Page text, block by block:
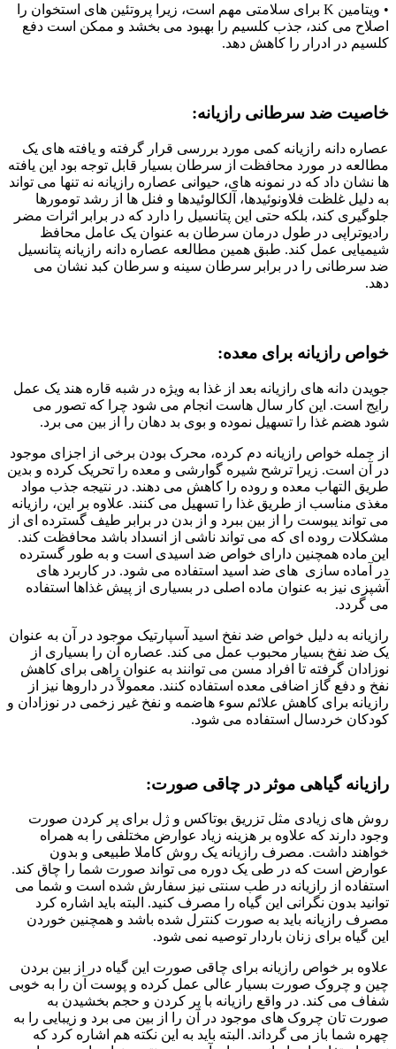
• ویتامین K برای سلامتی مهم است، زیرا پروتئین های استخوان را
اصلاح می کند، جذب کلسیم را بهبود می بخشد و ممکن است دفع
کلسیم در ادرار را کاهش دهد.
خاصیت ضد سرطانی رازیانه:
عصاره دانه رازیانه کمی مورد بررسی قرار گرفته و یافته های یک
مطالعه در مورد محافظت از سرطان بسیار قابل توجه بود این یافته
ها نشان داد که در نمونه های، حیوانی عصاره رازیانه نه تنها می تواند
به دلیل غلظت فلاونوئیدها، آلکالوئیدها و فنل ها از رشد تومورها
جلوگیری کند، بلکه حتی این پتانسیل را دارد که در برابر اثرات مضر
رادیوتراپی در طول درمان سرطان به عنوان یک عامل محافظ
شیمیایی عمل کند. طبق همین مطالعه عصاره دانه رازیانه پتانسیل
ضد سرطانی را در برابر سرطان سینه و سرطان کبد نشان می
دهد.
خواص رازیانه برای معده:
جویدن دانه های رازیانه بعد از غذا به ویژه در شبه قاره هند یک عمل
رایج است. این کار سال هاست انجام می شود چرا که تصور می
شود هضم غذا را تسهیل نموده و بوی بد دهان را از بین می برد.
از جمله خواص رازیانه دم کرده، محرک بودن برخی از اجزای موجود
در آن است. زیرا ترشح شیره گوارشی و معده را تحریک کرده و بدین
طریق التهاب معده و روده را کاهش می دهند. در نتیجه جذب مواد
مغذی مناسب از طریق غذا را تسهیل می کنند. علاوه بر این، رازیانه
می تواند یبوست را از بین ببرد و از بدن در برابر طیف گسترده ای از
مشکلات روده ای که می تواند ناشی از انسداد باشد محافظت کند.
این ماده همچنین دارای خواص ضد اسیدی است و به طور گسترده
در آماده سازی های ضد اسید استفاده می شود. در کاربرد های
آشپزی نیز به عنوان ماده اصلی در بسیاری از پیش غذاها استفاده
می گردد.
رازیانه به دلیل خواص ضد نفخ اسید آسپارتیک موجود در آن به عنوان
یک ضد نفخ بسیار محبوب عمل می کند. عصاره آن را بسیاری از
نوزادان گرفته تا افراد مسن می توانند به عنوان راهی برای کاهش
نفخ و دفع گاز اضافی معده استفاده کنند. معمولاً در داروها نیز از
رازیانه برای کاهش علائم سوء هاضمه و نفخ غیر زخمی در نوزادان و
کودکان خردسال استفاده می شود.
رازیانه گیاهی موثر در چاقی صورت:
روش های زیادی مثل تزریق بوتاکس و ژل برای پر کردن صورت
وجود دارند که علاوه بر هزینه زیاد عوارض مختلفی را به همراه
خواهند داشت. مصرف رازیانه یک روش کاملا طبیعی و بدون
عوارض است که در طی یک دوره می تواند صورت شما را چاق کند.
استفاده از رازیانه در طب سنتی نیز سفارش شده است و شما می
توانید بدون نگرانی این گیاه را مصرف کنید. البته باید اشاره کرد
مصرف رازیانه باید به صورت کنترل شده باشد و همچنین خوردن
این گیاه برای زنان باردار توصیه نمی شود.
علاوه بر خواص رازیانه برای چاقی صورت این گیاه در از بین بردن
چین و چروک صورت بسیار عالی عمل کرده و پوست آن را به خوبی
شفاف می کند. در واقع رازیانه با پر کردن و حجم بخشیدن به
صورت تان چروک های موجود در آن را از بین می برد و زیبایی را به
چهره شما باز می گرداند. البته باید به این نکته هم اشاره کرد که